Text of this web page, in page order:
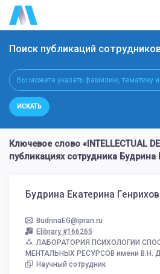
Поиск публикаций
ИСКАТЬ
Ключевое слово «INTELLECTUAL
публикациях сотрудника Будрина
Будрина Екатерина
BudrinaEG@ipran.ru
Elibrary #166265
ЛАБОРАТОРИЯ ПСИХОЛОГИИ
МЕНТАЛЬНЫХ РЕСУРСОВ имени В.Н.
Научный сотрудник